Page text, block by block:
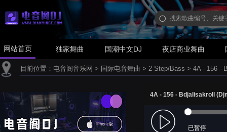
网站首页 独家舞曲 国潮中文DJ 夜店商业舞曲
目前位置： 电音阁音乐网 > 国际电音舞曲 > 2-Step/Bass > 4A - 156 -
4A - 156 - Bdjalisakroll
已暂停